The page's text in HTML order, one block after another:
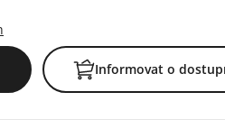
Informovat o